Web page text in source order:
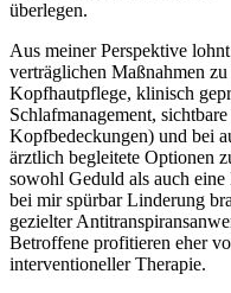
überlegen.
Aus meiner ⁤Perspektive
‍verträglichen Maßnahmen
Kopfhautpflege, klinisch
Schlafmanagement,
Kopfbedeckungen) und bei
ärztlich begleitete​ Optionen
sowohl Geduld als auch
bei mir spürbar ‍Linderung​
gezielter
Betroffene profitieren‌ eher
interventioneller Therapie.